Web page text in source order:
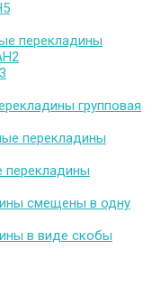
перекладины
групповая
перекладины
перекладины
смещены в одну
в виде скобы